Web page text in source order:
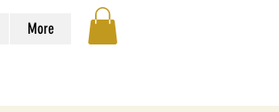
More